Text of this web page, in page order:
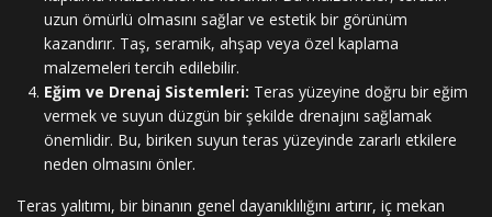
uzun ömürlü olmasını sağlar ve estetik bir görünüm
kazandırır. Taş, seramik, ahşap veya özel kaplama
malzemeleri tercih edilebilir.
Eğim ve Drenaj Sistemleri: Teras yüzeyine doğru bir eğim
vermek ve suyun düzgün bir şekilde drenajını sağlamak
önemlidir. Bu, biriken suyun teras yüzeyinde zararlı etkilere
neden olmasını önler.
Teras yalıtımı, bir binanın genel dayanıklılığını artırır, iç mekan